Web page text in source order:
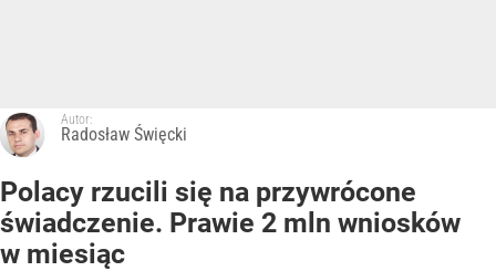
Autor:
Radosław Święcki
Polacy rzucili się na przywrócone
świadczenie. Prawie 2 mln wniosków
w miesiąc